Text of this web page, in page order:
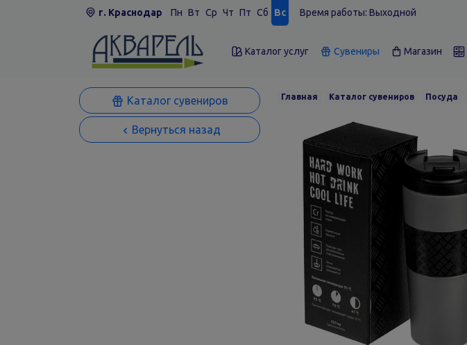
г. Краснодар Пн Вт Ср Чт Пт Сб Вс Время работы: Выходной
Каталог услуг Сувениры Магазин
Каталог сувениров
Вернуться назад
Главная Каталог сувениров Посуда